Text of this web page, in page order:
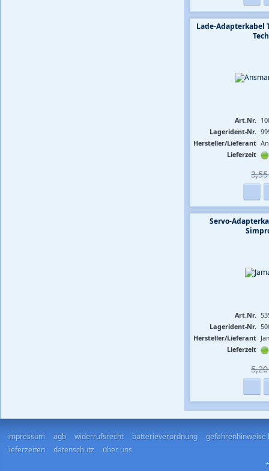
Lade-Adapterkabel
Art.Nr.
Lagerident-Nr.
Hersteller/Lieferant
Lieferzeit
3,55
Servo-
Art.Nr.
Lagerident-Nr.
Hersteller/Lieferant
Lieferzeit
5,20
impressum agb widerrufsrecht batterieverordnung
gefahrenhinweise
lieferzeiten
datenschutz
über uns